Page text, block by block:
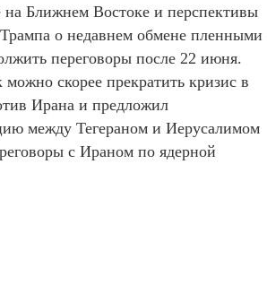
на Ближнем Востоке и перспективы
о недавнем обмене пленными
переговоры после 22 июня.
скорее прекратить кризис в
Ирана и предложил
между Тегераном и Иерусалимом
с Ираном по ядерной